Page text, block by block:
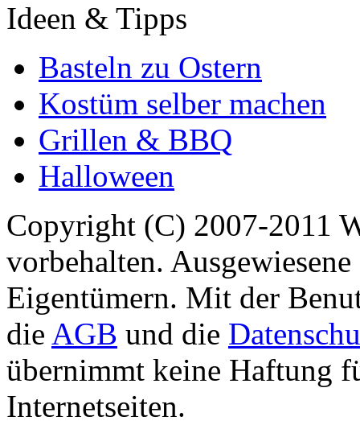
Ideen & Tipps
Basteln zu Ostern
Kostüm selber machen
Grillen & BBQ
Halloween
Copyright (C) 2007-2011
vorbehalten.
Eigentümern. Mit der
die AGB und die
übernimmt keine Haftung
Internetseiten.